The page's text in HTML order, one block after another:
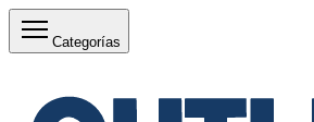
Categorías